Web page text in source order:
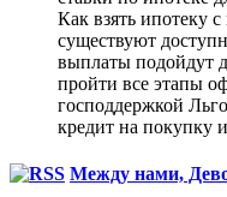
Как взять ипотеку
существуют
выплаты подойдут
пройти все этапы
господдержкой
кредит на покупку
Между нами,